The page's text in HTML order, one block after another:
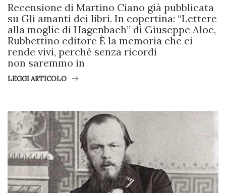
Recensione di Martino Ciano già pubblicata
su Gli amanti dei libri. In copertina: “Lettere
alla moglie di Hagenbach” di Giuseppe Aloe,
Rubbettino editore È la memoria che ci
rende vivi, perché senza ricordi
non saremmo in
LEGGI ARTICOLO